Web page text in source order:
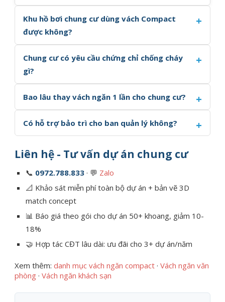
Khu hồ bơi chung cư dùng vách Compact
được không?
Chung cư có yêu cầu chứng chỉ chống cháy
gì?
Bao lâu thay vách ngăn 1 lần cho chung cư?
Có hỗ trợ bảo trì cho ban quản lý không?
Liên hệ - Tư vấn dự án chung cư
📞 0972.788.833 · 💬 Zalo
📐 Khảo sát miễn phí toàn bộ dự án + bản vẽ 3D
match concept
📊 Báo giá theo gói cho dự án 50+ khoang, giảm 10-
18%
🤝 Hợp tác CĐT lâu dài: ưu đãi cho 3+ dự án/năm
Xem thêm: danh mục vách ngăn compact · Vách ngăn văn
phòng · Vách ngăn khách sạn